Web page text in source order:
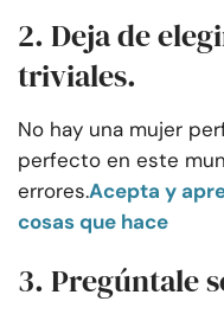
2. Deja de
triviales.
No hay una mujer
perfecto en este
errores.Acepta y
cosas que hace
3. Pregúntale